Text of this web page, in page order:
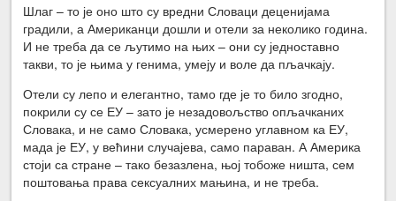
Шлаг – то је оно што су вредни Словаци деценијама
градили, а Американци дошли и отели за неколико година.
И не треба да се љутимо на њих – они су једноставно
такви, то је њима у генима, умеју и воле да пљачкају.
Отели су лепо и елегантно, тамо где је то било згодно,
покрили су се ЕУ – зато је незадовољство опљачканих
Словака, и не само Словака, усмерено углавном ка ЕУ,
мада је ЕУ, у већини случајева, само параван. А Америка
стоји са стране – тако безазлена, њој тобоже ништа, сем
поштовања права сексуалних мањина, и не треба.